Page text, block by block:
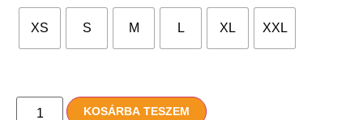
XS S M L XL XXL
KOSÁRBA TESZEM